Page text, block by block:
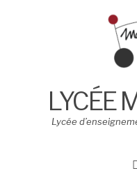
LYCÉE
Lycée